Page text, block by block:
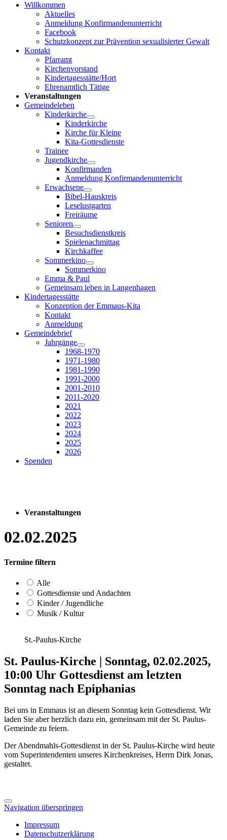
Willkommen
Aktuelles
Anmeldung Konfirmandenunterricht
Facebook
Schutzkonzept zur Prävention sexualisierter Gewalt
Kontakt
Pfarramt
Kirchenvorstand
Kindertagesstätte/Hort
Ehrenamtlich Tätige
Veranstaltungen
Gemeindeleben
Kinderkirche
Kinderkirche
Kirche für Kleine
Kita-Gottesdienste
Trainee
Jugendkirche
Konfirmanden
Anmeldung Konfirmandenunterricht
Erwachsene
Bibel-Hauskreis
Leselustgarten
Freiräume
Senioren
Besuchsdienstkreis
Spielenachmittag
Kirchkaffee
Sommerkino
Sommerkino
Emma & Paul
Gemeinsam leben in Langenhagen
Kindertagesstätte
Konzeption der Emmaus-Kita
Kontakt
Anmeldung
Gemeindebrief
Jahrgänge
1968-1970
1971-1980
1981-1990
1991-2000
2001-2010
2011-2020
2021
2022
2023
2024
2025
2026
Spenden
Veranstaltungen
02.02.2025
Termine filtern
Alle
Gottesdienste und Andachten
Kinder / Jugendliche
Musik / Kultur
St.-Paulus-Kirche
St. Paulus-Kirche | Sonntag, 02.02.2025,
10:00 Uhr Gottesdienst am letzten
Sonntag nach Epiphanias
Bei uns in Emmaus ist an diesem Sonntag kein Gottesdienst. Wir
laden Sie aber herzlich dazu ein, gemeinsam mit der St. Paulus-
Gemeinde zu feiern.
Der Abendmahls-Gottesdienst in der St. Paulus-Kirche wird heute
vom Superintendenten unseres Kirchenkreises, Herrn Dirk Jonas,
gestaltet.
Navigation überspringen
Impressum
Datenschutzerklärung